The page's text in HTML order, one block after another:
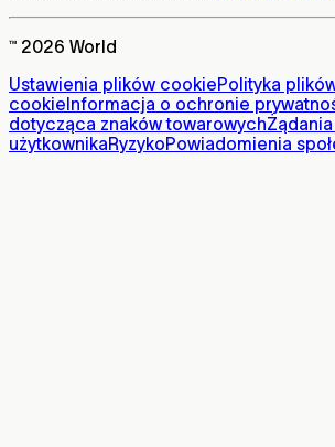
™ 2026 World
Ustawienia plików cookiePolityka
cookieInformacja o ochronie
dotycząca znaków towarowych
użytkownikaRyzykoPowiadomienia